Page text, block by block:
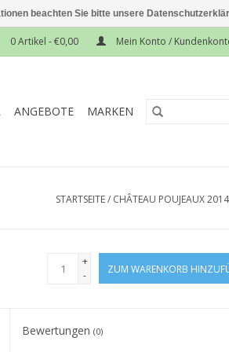
0 Artikel - €0,00 Mein Konto /
ANGEBOTE MARKEN
STARTSEITE/ CHÂTEAU POUJEAUX
+
-
ZUM WARENKORB
Bewertungen(0)
beachten Sie bitte unsere